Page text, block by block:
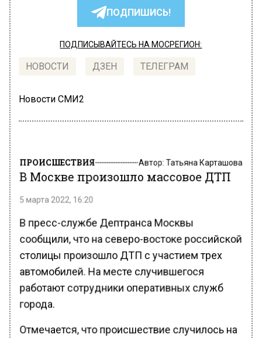
ПОДПИШИСЬ!
ПОДПИСЫВАЙТЕСЬ НА МОСРЕГИОН:
НОВОСТИ ДЗЕН ТЕЛЕГРАМ
Новости СМИ2
ПРОИСШЕСТВИЯ Автор:Татьяна Карташова
В Москве произошло массовое ДТП
5 марта 2022, 16:20
В пресс-службе Дептранса Москвы
сообщили, что на северо-востоке российской
столицы произошло ДТП с участием трех
автомобилей. На месте случившегося
работают сотрудники оперативных служб
города.
Отмечается, что происшествие случилось на